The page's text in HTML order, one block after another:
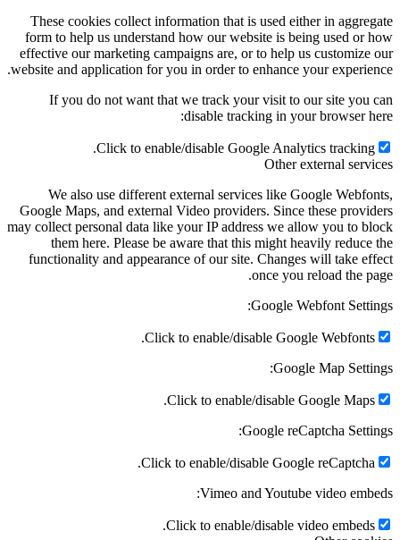
These cookies collect information that is used either in aggregate
form to help us understand how our website is being used or how
effective our marketing campaigns are, or to help us customize our
website and application for you in order to enhance your experience.
If you do not want that we track your visit to our site you can
disable tracking in your browser here:
Click to enable/disable Google Analytics tracking.
Other external services
We also use different external services like Google Webfonts,
Google Maps, and external Video providers. Since these providers
may collect personal data like your IP address we allow you to block
them here. Please be aware that this might heavily reduce the
functionality and appearance of our site. Changes will take effect
once you reload the page.
Google Webfont Settings:
Click to enable/disable Google Webfonts.
Google Map Settings:
Click to enable/disable Google Maps.
Google reCaptcha Settings:
Click to enable/disable Google reCaptcha.
Vimeo and Youtube video embeds:
Click to enable/disable video embeds.